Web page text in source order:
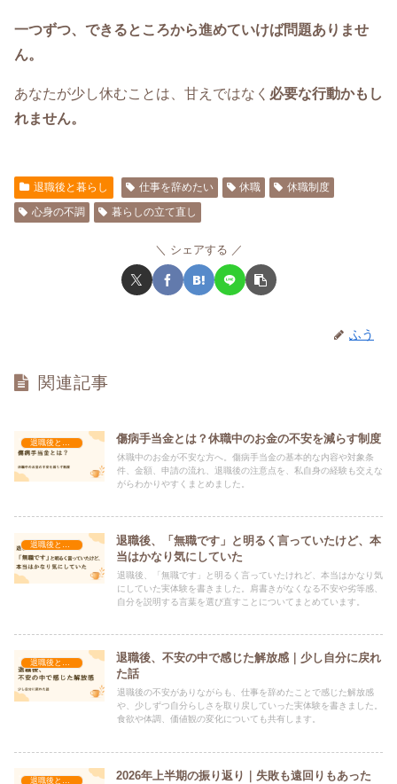
一つずつ、できるところから進めていけば問題ありませ
ん。
あなたが少し休むことは、甘えではなく 必要な行動かもし
れません。
退職後と暮らし 仕事を辞めたい 休職
休職制度
心身の不調
暮らしの立て直し
シェアする
ふう
関連記事
傷病手当金とは？休職中のお金の不安を減らす制度
休職中のお金が不安な方へ。傷病手当金の基本的な内容や対象条
件、金額、申請の流れ、退職後の注意点を、私自身の経験も交えな
がらわかりやすくまとめました。
退職後、「無職です」と明るく言っていたけど、本
当はかなり気にしていた
退職後、「無職です」と明るく言っていたけれど、本当はかなり気
にしていた実体験を書きました。肩書きがなくなる不安や劣等感、
自分を説明する言葉を選び直すことについてまとめています。
退職後、不安の中で感じた解放感｜少し自分に戻れ
た話
退職後の不安がありながらも、仕事を辞めたことで感じた解放感
や、少しずつ自分らしさを取り戻していった実体験を書きました。
食欲や体調、価値観の変化についても共有します。
2026年上半期の振り返り｜失敗も遠回りもあった